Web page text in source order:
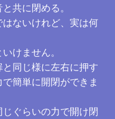
共に閉める。
ないけれど、実は何
けません。
同じ様に左右に押す
簡単に開閉ができま
ぐらいの力で開け閉